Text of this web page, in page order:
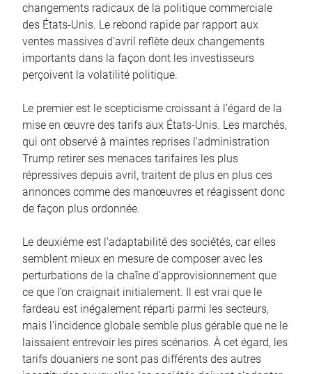
changements radicaux de la politique commerciale
des États-Unis. Le rebond rapide par rapport aux
ventes massives d’avril reflète deux changements
importants dans la façon dont les investisseurs
perçoivent la volatilité politique.
Le premier est le scepticisme croissant à l’égard de la
mise en œuvre des tarifs aux États-Unis. Les marchés,
qui ont observé à maintes reprises l’administration
Trump retirer ses menaces tarifaires les plus
répressives depuis avril, traitent de plus en plus ces
annonces comme des manœuvres et réagissent donc
de façon plus ordonnée.
Le deuxième est l’adaptabilité des sociétés, car elles
semblent mieux en mesure de composer avec les
perturbations de la chaîne d’approvisionnement que
ce que l’on craignait initialement. Il est vrai que le
fardeau est inégalement réparti parmi les secteurs,
mais l’incidence globale semble plus gérable que ne le
laissaient entrevoir les pires scénarios. À cet égard, les
tarifs douaniers ne sont pas différents des autres